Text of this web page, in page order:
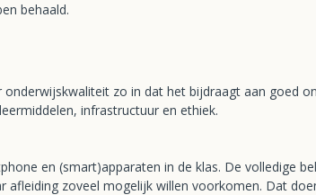
behaald.
zo in dat het bijdraagt aan goed
infrastructuur en ethiek.
en (smart)apparaten in de klas. De volledige
zoveel mogelijk willen voorkomen. Dat